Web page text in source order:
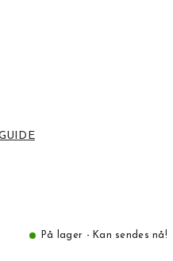
På lager - Kan sendes nå!